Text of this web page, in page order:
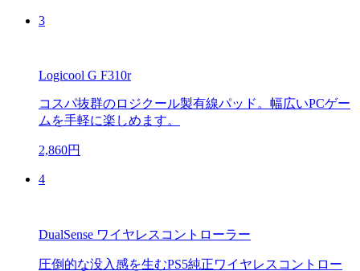
3
Logicool G F310r
コスパ抜群のロジクール製有線パッド。幅広いPCゲー
ムを手軽に楽しめます。
2,860円
4
DualSense ワイヤレスコントローラー
圧倒的な没入感を生むPS5純正ワイヤレスコントロー